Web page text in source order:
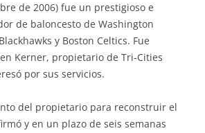
de 2006) fue un prestigioso e
de baloncesto de Washington
y Boston Celtics. Fue
Kerner, propietario de Tri-Cities
por sus servicios.
del propietario para reconstruir el
y en un plazo de seis semanas